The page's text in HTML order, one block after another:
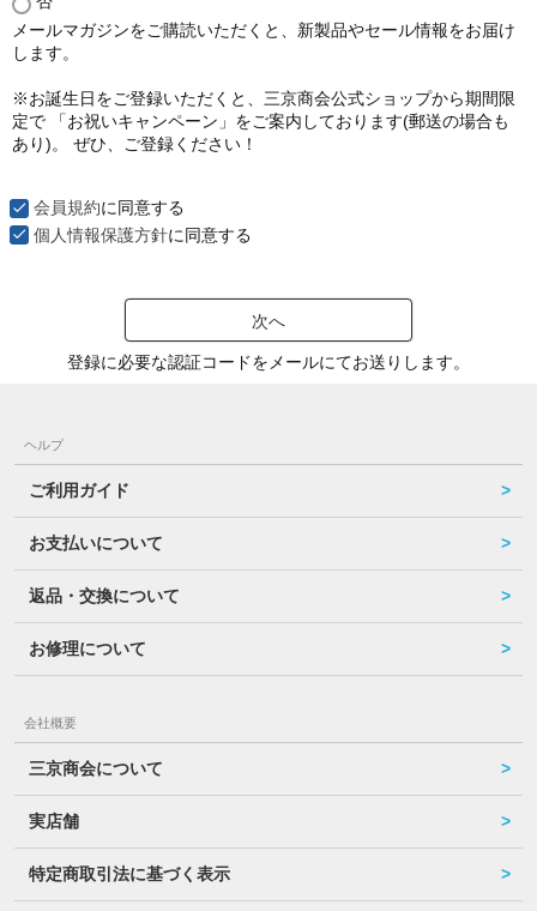
須
)
メールマガジンをご購読いただくと、新製品やセール情報をお届け
します。
※お誕生日をご登録いただくと、三京商会公式ショップから期間限
定で 「お祝いキャンペーン」をご案内しております(郵送の場合も
あり)。 ぜひ、ご登録ください！
会員規約に同意する
個人情報保護方針に同意する
次へ
登録に必要な認証コードをメールにてお送りします。
ヘルプ
ご利用ガイド
お支払いについて
返品・交換について
お修理について
会社概要
三京商会について
実店舗
特定商取引法に基づく表示